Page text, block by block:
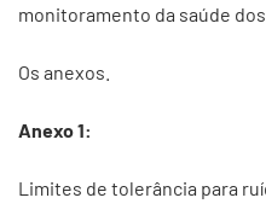
monitoramento da saúde
Os anexos.
Anexo 1:
Limites de tolerância para